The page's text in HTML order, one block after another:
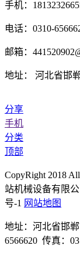
手机：
电话：0310-
邮箱：
地址： 河北省邯
分享
手机
分类
顶部
CopyRight 2018
站机械设备有限
号-1 网站地图
地址：河北省邯
6566620 传真：